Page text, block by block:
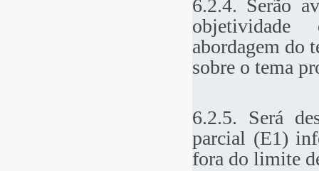
6.2.4. Serão
objetividade
abordagem do
sobre o tema
6.2.5. Será
parcial (E1)
fora do limite